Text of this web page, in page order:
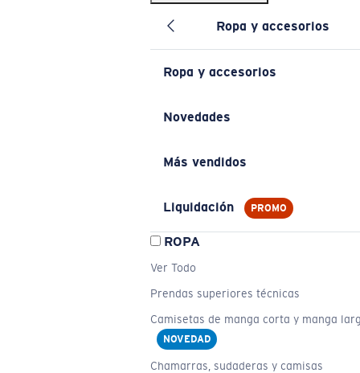
Ropa y accesorios
Ropa y accesorios
Novedades
Más vendidos
Liquidación PROMO
ROPA
Ver Todo
Prendas superiores técnicas
Camisetas de manga corta y manga
NOVEDAD
Chamarras, sudaderas y camisas